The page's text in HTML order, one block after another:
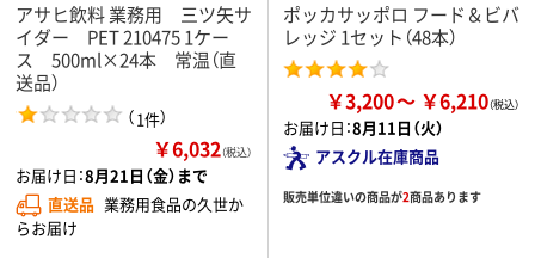
アサヒ飲料 業務用 三ツ矢サ
イダー PET 210475 1ケー
ス 500ml×24本 常温（直
送品）
（1件）
￥6,032（税込）
お届け日：8月21日（金）まで
直送品 業務用食品の久世か
らお届け
ポッカサッポロ フード＆ビバ
レッジ 1セット（48本）
￥3,200 ￥6,210
お届け日：8月11日（火）
アスクル在庫商品
販売単位違いの商品が2商品あります